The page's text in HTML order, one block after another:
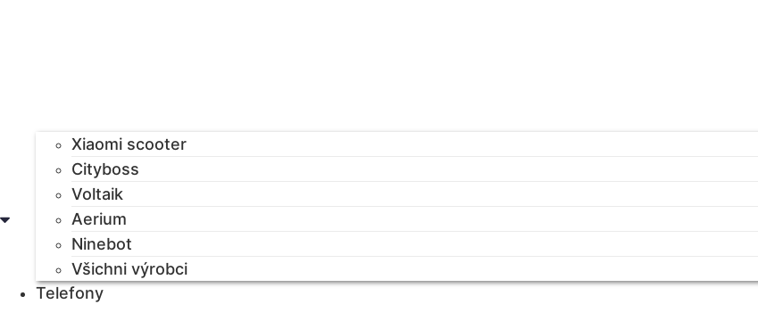
Xiaomi scooter
Cityboss
Voltaik
Aerium
Ninebot
Všichni výrobci
Telefony